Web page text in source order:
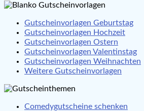
Gutscheinvorlagen Geburtstag
Gutscheinvorlagen Hochzeit
Gutscheinvorlagen Ostern
Gutscheinvorlagen Valentinstag
Gutscheinvorlagen Weihnachten
Weitere Gutscheinvorlagen
Comedygutscheine schenken